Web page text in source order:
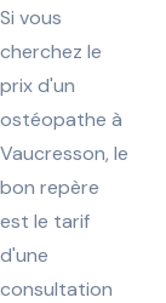
Si vous
cherchez le
prix d'un
ostéopathe à
Vaucresson, le
bon repère
est le tarif
d'une
consultation